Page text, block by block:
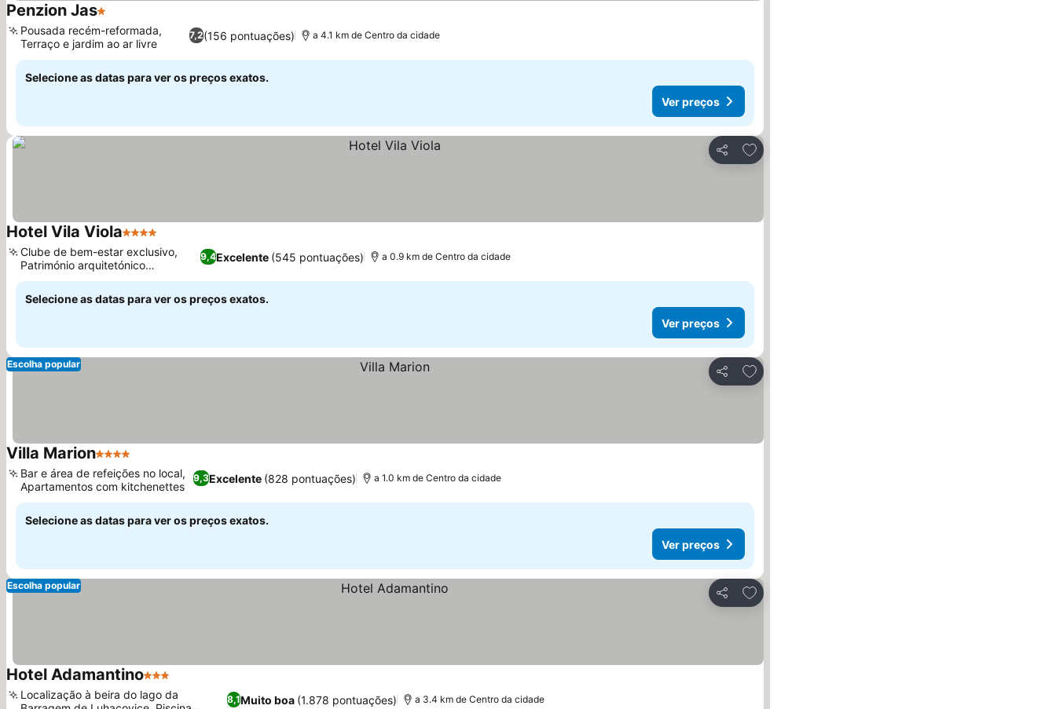
Penzion Jas1 Estrelas
7,2(156 pontuações)
Pousada recém-reformada,
Terraço e jardim ao ar livre
a 4.1 km de Centro da cidade
Selecione as datas para ver os preços exatos.
Ver preços
Partilhar
Adicionar aos favoritos
Hotel Vila Viola4 Estrelas
9,4Excelente (545 pontuações)
Clube de bem-estar exclusivo,
Património arquitetónico
funcionalista
a 0.9 km de Centro da cidade
Selecione as datas para ver os preços exatos.
Ver preços
Partilhar
Adicionar aos favoritos
Escolha popular
Villa Marion4 Estrelas
9,3Excelente (828 pontuações)
Bar e área de refeições no local,
Apartamentos com kitchenettes
a 1.0 km de Centro da cidade
Selecione as datas para ver os preços exatos.
Ver preços
Partilhar
Adicionar aos favoritos
Escolha popular
Hotel Adamantino3 Estrelas
8,1Muito boa (1.878 pontuações)
Localização à beira do lago da
a 3.4 km de Centro da cidade